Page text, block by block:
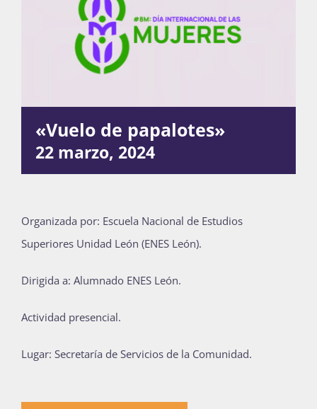
Blog
Recursos
Súmate
Publicaciones
Bienvenida generación 2027-1
«Vuelo de papalotes»
22 marzo, 2024
Organizada por: Escuela Nacional de Estudios
Superiores Unidad León (ENES León).
Dirigida a: Alumnado ENES León.
Actividad presencial.
Lugar: Secretaría de Servicios de la Comunidad.